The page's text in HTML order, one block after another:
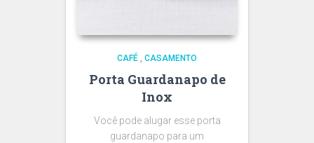
CAFÉ , CASAMENTO
Porta Guardanapo de
Inox
Você pode alugar esse porta
guardanapo para um